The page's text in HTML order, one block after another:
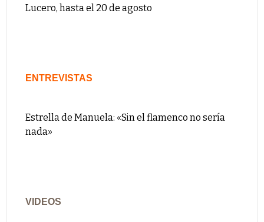
Lucero, hasta el 20 de agosto
ENTREVISTAS
Estrella de Manuela: «Sin el flamenco no sería
nada»
VIDEOS